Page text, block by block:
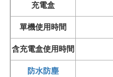
可切換環境音模式
偵測與操作：
耳壓監測功能、開蓋偵測
入耳偵測功能、觸控操作
充電盒
單機使用時間
含充電盒使用時間
防水防塵